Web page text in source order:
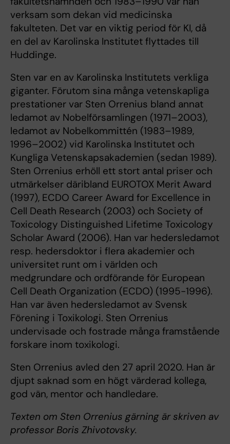
verksam som dekan vid medicinska
fakulteten. Det var en viktig period för KI, då
en del av Karolinska Institutet flyttades till
Huddinge.
Sten var en av Karolinska Institutets verkliga
giganter. Förutom sina många vetenskapliga
prestationer var Sten Orrenius bland annat
ledamot av Nobelförsamlingen (1971–2003),
ledamot av Nobelkommittén (1983–1989,
1996–2002) vid Karolinska Institutet och
Kungliga Vetenskapsakademien (sedan 1989).
Sten Orrenius erhöll ett stort antal priser och
utmärkelser däribland EUROTOX Merit Award
(1997), ECDO Career Award for Excellence in
Cell Death Research (2003) och Society of
Toxicology Distinguished Lifetime Toxicology
Scholar Award (2006). Han var hedersledamot
resp. hedersdoktor i flera akademier och
universitet runt om i världen och
medgrundare och ordförande för European
Cell Death Organization (ECDO) (1995-1996).
Han var även hedersledamot av Svensk
Förening i Toxikologi. Sten Orrenius
undervisade och fostrade många framstående
forskare inom toxikologi.
Sten Orrenius avled den 27 april 2020. Han är
djupt saknad som en högt värderad kollega,
god vän, mentor och handledare.
Texten om Sten Orrenius gärning är skriven av
professor Boris Zhivotovsky.